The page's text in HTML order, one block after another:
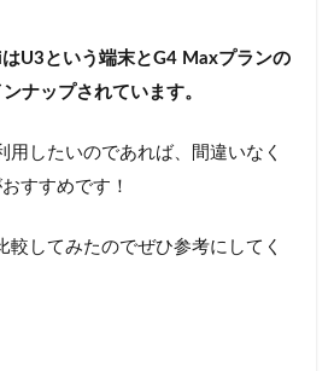
U3という端末とG4 Maxプランの
ナップされています。
用したいのであれば、間違いなく
すすめです！
較してみたのでぜひ参考にしてく